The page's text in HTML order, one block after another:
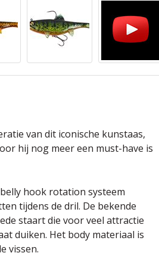
van dit iconische kunstaas,
hij nog meer een must-have is
hook rotation systeem
tijdens de dril. De bekende
staart die voor veel attractie
duiken. Het body materiaal is
vissen.